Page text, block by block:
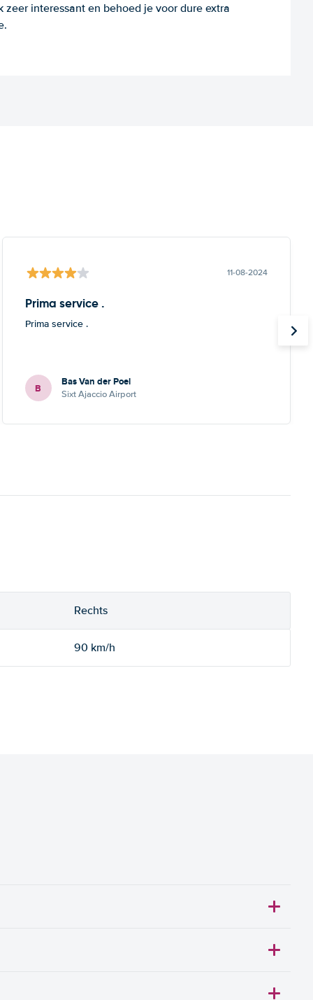
zeer interessant en behoed je voor dure extra
11-08-2024
Prima service .
Prima service .
B Bas Van der Poel
Sixt Ajaccio Airport
Rechts
90 km/h